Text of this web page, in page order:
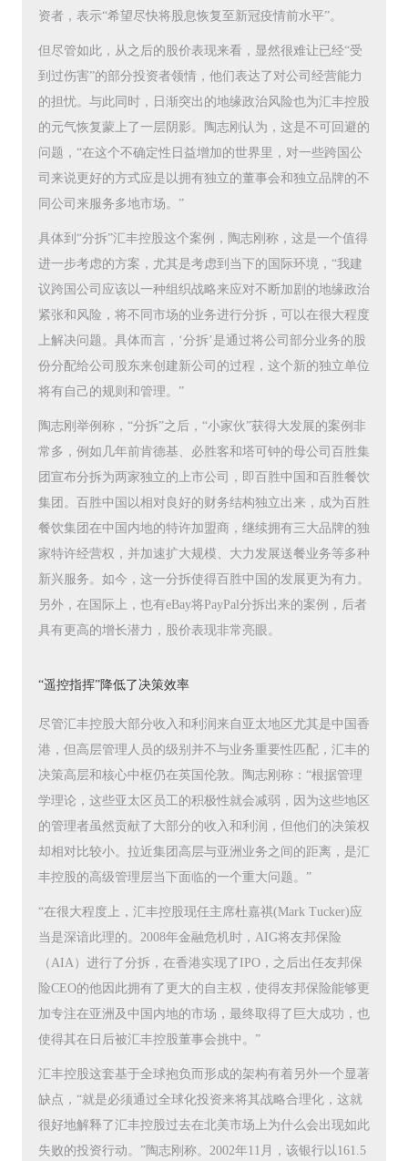
资者，表示“希望尽快将股息恢复至新冠疫情前水平”。
但尽管如此，从之后的股价表现来看，显然很难让已经“受
到过伤害”的部分投资者领情，他们表达了对公司经营能力
的担忧。与此同时，日渐突出的地缘政治风险也为汇丰控股
的元气恢复蒙上了一层阴影。陶志刚认为，这是不可回避的
问题，“在这个不确定性日益增加的世界里，对一些跨国公
司来说更好的方式应是以拥有独立的董事会和独立品牌的不
同公司来服务多地市场。”
具体到“分拆”汇丰控股这个案例，陶志刚称，这是一个值得
进一步考虑的方案，尤其是考虑到当下的国际环境，“我建
议跨国公司应该以一种组织战略来应对不断加剧的地缘政治
紧张和风险，将不同市场的业务进行分拆，可以在很大程度
上解决问题。具体而言，‘分拆’是通过将公司部分业务的股
份分配给公司股东来创建新公司的过程，这个新的独立单位
将有自己的规则和管理。”
陶志刚举例称，“分拆”之后，“小家伙”获得大发展的案例非
常多，例如几年前肯德基、必胜客和塔可钟的母公司百胜集
团宣布分拆为两家独立的上市公司，即百胜中国和百胜餐饮
集团。百胜中国以相对良好的财务结构独立出来，成为百胜
餐饮集团在中国内地的特许加盟商，继续拥有三大品牌的独
家特许经营权，并加速扩大规模、大力发展送餐业务等多种
新兴服务。如今，这一分拆使得百胜中国的发展更为有力。
另外，在国际上，也有eBay将PayPal分拆出来的案例，后者
具有更高的增长潜力，股价表现非常亮眼。
“遥控指挥”降低了决策效率
尽管汇丰控股大部分收入和利润来自亚太地区尤其是中国香
港，但高层管理人员的级别并不与业务重要性匹配，汇丰的
决策高层和核心中枢仍在英国伦敦。陶志刚称：“根据管理
学理论，这些亚太区员工的积极性就会减弱，因为这些地区
的管理者虽然贡献了大部分的收入和利润，但他们的决策权
却相对比较小。拉近集团高层与亚洲业务之间的距离，是汇
丰控股的高级管理层当下面临的一个重大问题。”
“在很大程度上，汇丰控股现任主席杜嘉祺(Mark Tucker)应
当是深谙此理的。2008年金融危机时，AIG将友邦保险
（AIA）进行了分拆，在香港实现了IPO，之后出任友邦保
险CEO的他因此拥有了更大的自主权，使得友邦保险能够更
加专注在亚洲及中国内地的市场，最终取得了巨大成功，也
使得其在日后被汇丰控股董事会挑中。”
汇丰控股这套基于全球抱负而形成的架构有着另外一个显著
缺点，“就是必须通过全球化投资来将其战略合理化，这就
很好地解释了汇丰控股过去在北美市场上为什么会出现如此
失败的投资行动。”陶志刚称。2002年11月，该银行以161.5